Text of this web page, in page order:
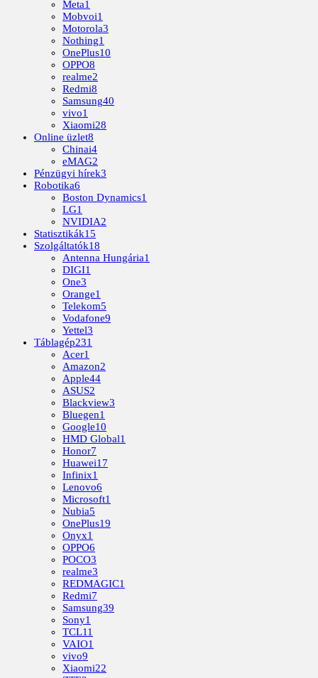
Meta1
Mobvoi1
Motorola3
Nothing1
OnePlus10
OPPO8
realme2
Redmi8
Samsung40
vivo1
Xiaomi28
Online üzlet8
Chinai4
eMAG2
Pénzügyi hírek3
Robotika6
Boston Dynamics1
LG1
NVIDIA2
Statisztikák15
Szolgáltatók18
Antenna Hungária1
DIGI1
One3
Orange1
Telekom5
Vodafone9
Yettel3
Táblagép231
Acer1
Amazon2
Apple44
ASUS2
Blackview3
Bluegen1
Google10
HMD Global1
Honor7
Huawei17
Infinix1
Lenovo6
Microsoft1
Nubia5
OnePlus19
Onyx1
OPPO6
POCO3
realme3
REDMAGIC1
Redmi7
Samsung39
Sony1
TCL11
VAIO1
vivo9
Xiaomi22